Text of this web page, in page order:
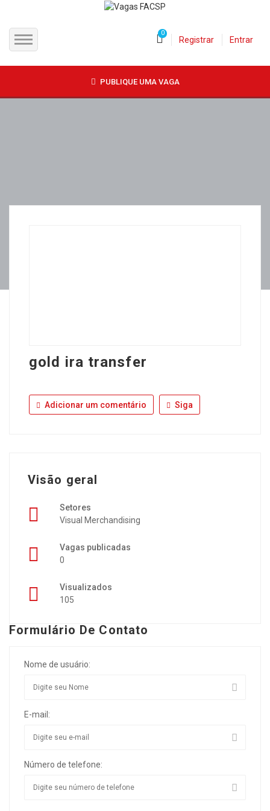
CANDIDATOS
0
Registrar Entrar
PUBLIQUE UMA VAGA
gold ira transfer
Adicionar um comentário Siga
Visão geral
Setores
Visual Merchandising
Vagas publicadas
0
Visualizados
105
Formulário De Contato
Nome de usuário:
E-mail:
Número de telefone: